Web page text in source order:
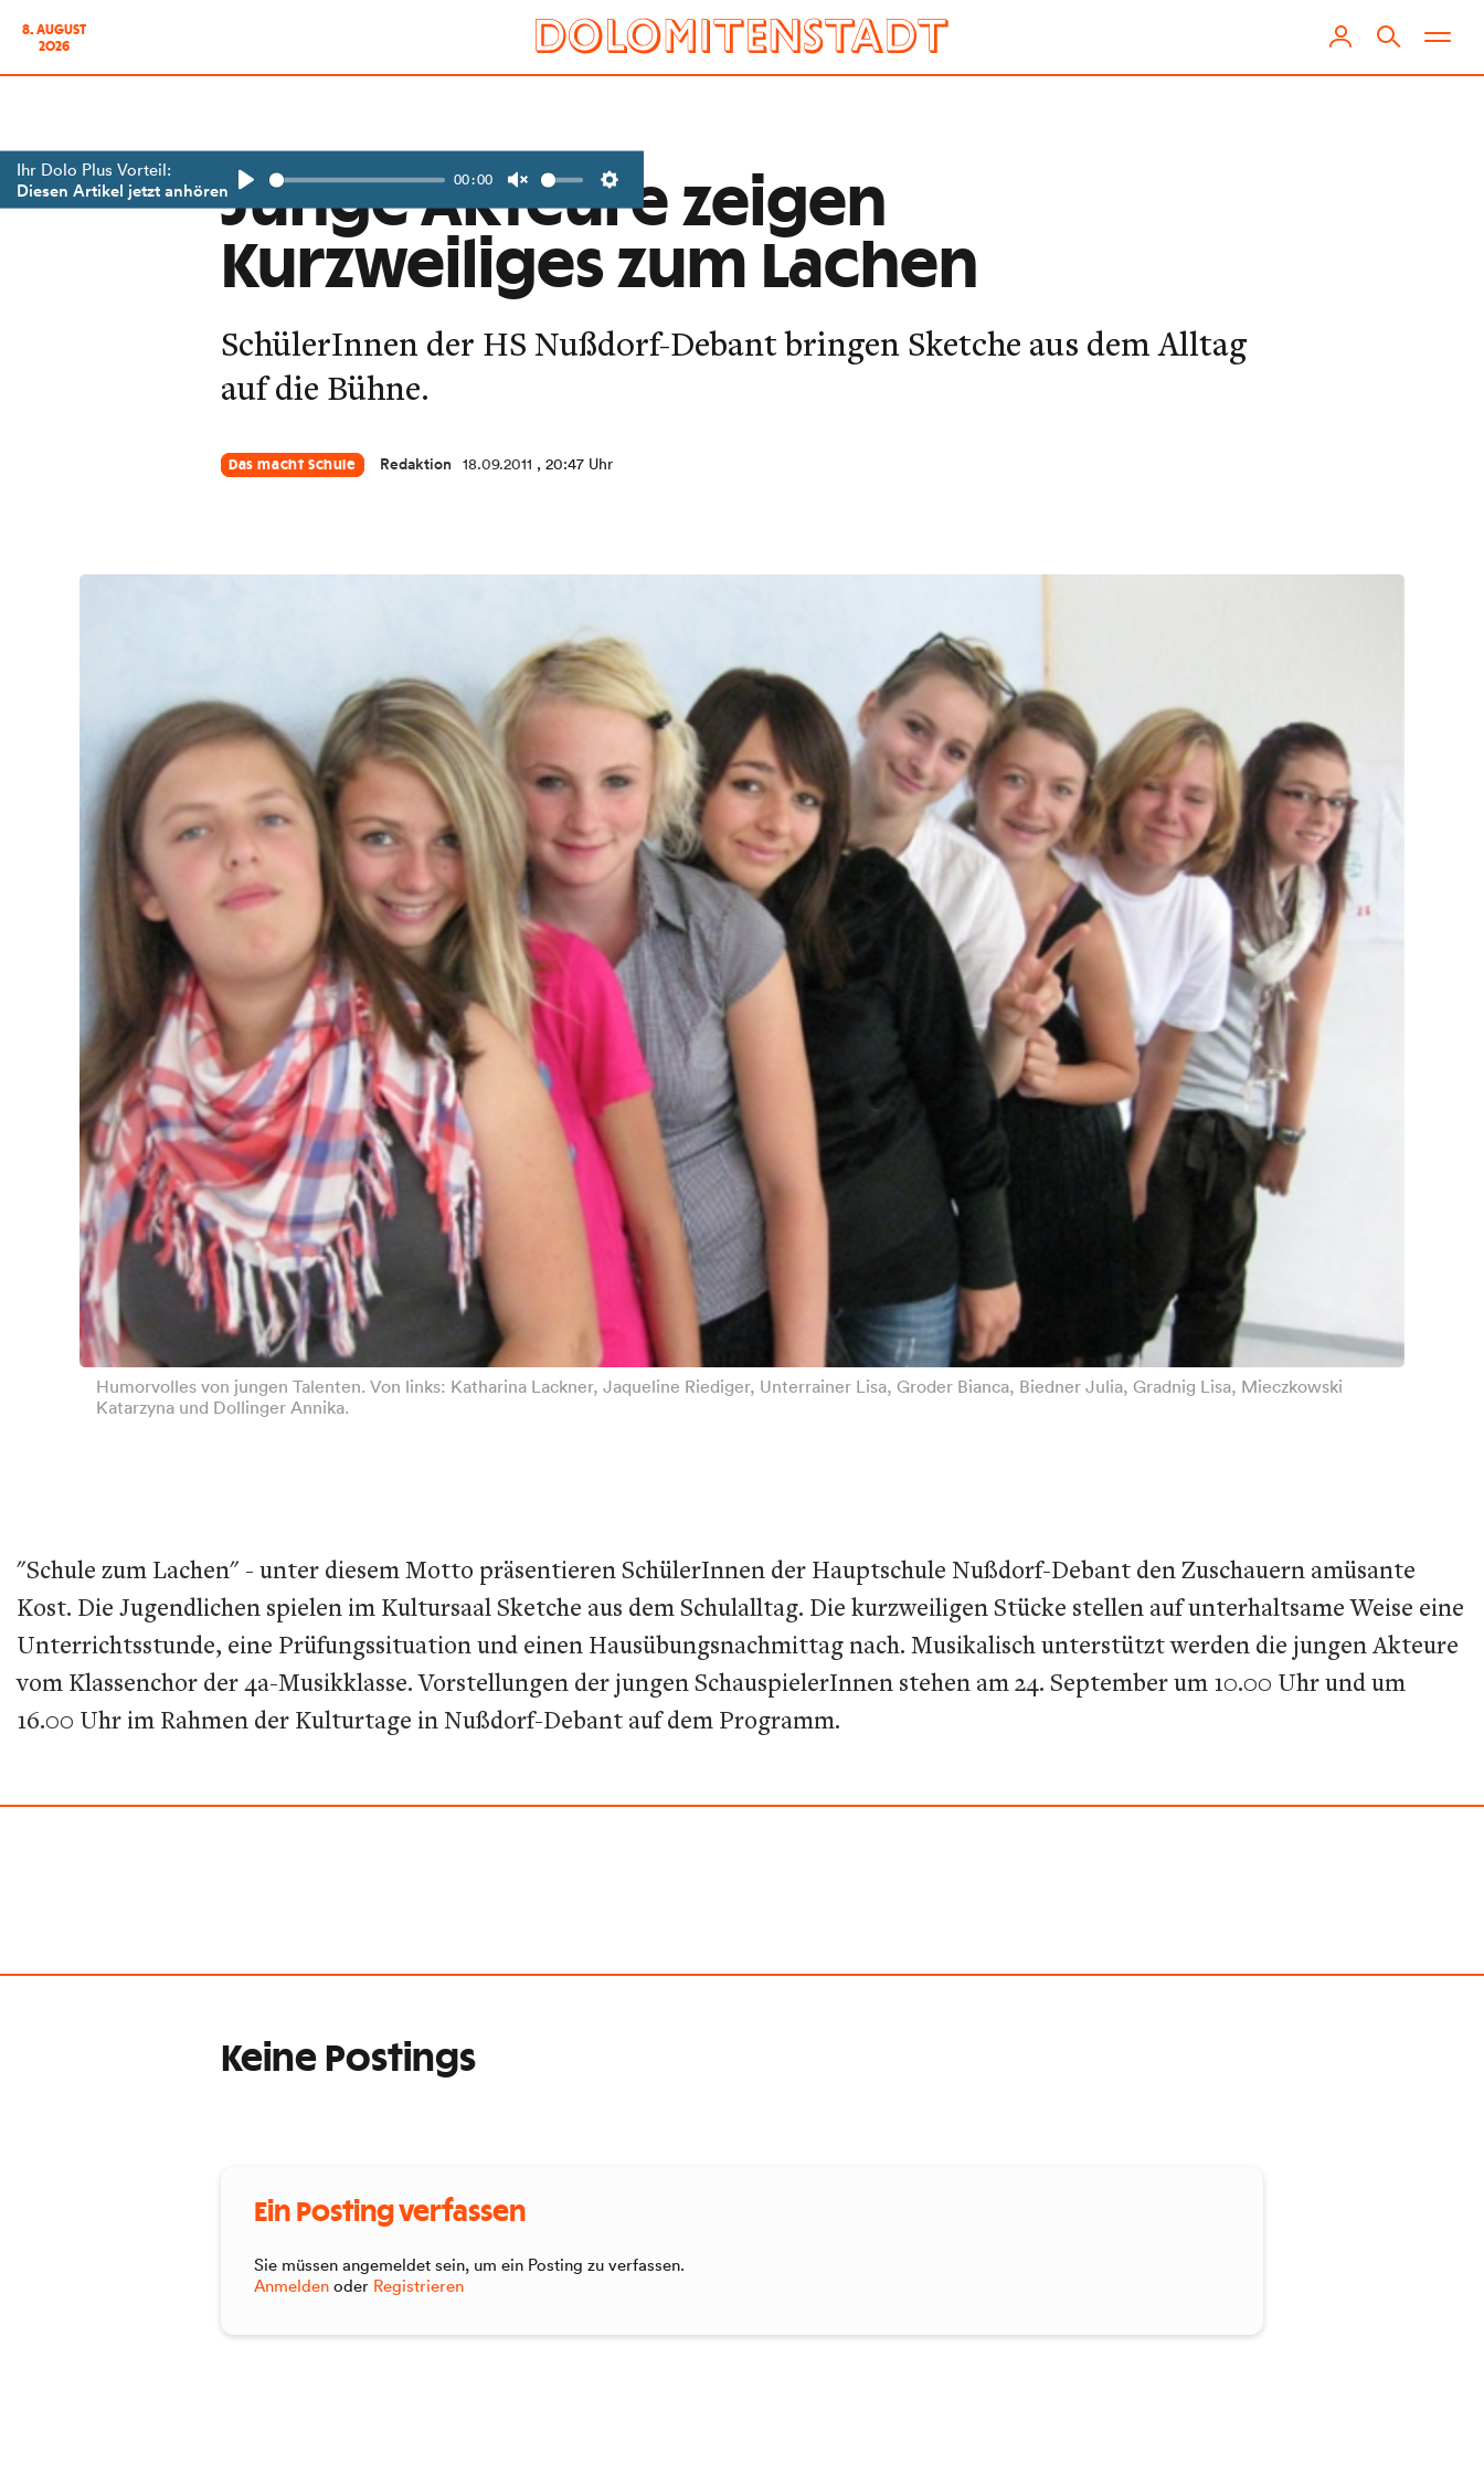
8. AUGUST
2026
Ihr Dolo Plus Vorteil:
Diesen Artikel jetzt anhören
Play
00:00
Unmute Settings
Junge Akteure zeigen
Kurzweiliges zum Lachen
SchülerInnen der HS Nußdorf-Debant bringen Sketche aus dem Alltag
auf die Bühne.
Das macht Schule Redaktion 18.09.2011 , 20:47 Uhr
Humorvolles von jungen Talenten. Von links: Katharina Lackner, Jaqueline Riediger, Unterrainer Lisa, Groder Bianca, Biedner Julia, Gradnig Lisa, Mieczkowski
Katarzyna und Dollinger Annika.
"Schule zum Lachen" - unter diesem Motto präsentieren SchülerInnen der Hauptschule Nußdorf-Debant den Zuschauern amüsante
Kost. Die Jugendlichen spielen im Kultursaal Sketche aus dem Schulalltag. Die kurzweiligen Stücke stellen auf unterhaltsame Weise eine
Unterrichtsstunde, eine Prüfungssituation und einen Hausübungsnachmittag nach. Musikalisch unterstützt werden die jungen Akteure
vom Klassenchor der 4a-Musikklasse. Vorstellungen der jungen SchauspielerInnen stehen am 24. September um 10.00 Uhr und um
16.00 Uhr im Rahmen der Kulturtage in Nußdorf-Debant auf dem Programm.
Keine Postings
Ein Posting verfassen
Sie müssen angemeldet sein, um ein Posting zu verfassen.
Anmelden oder Registrieren